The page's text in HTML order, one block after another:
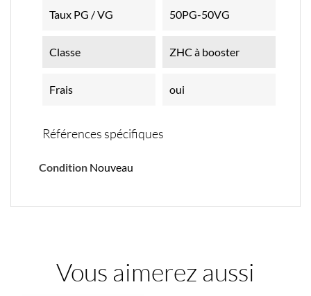
Taux PG / VG 50PG-50VG
Classe ZHC à booster
Frais oui
Références spécifiques
Condition Nouveau
Vous aimerez aussi